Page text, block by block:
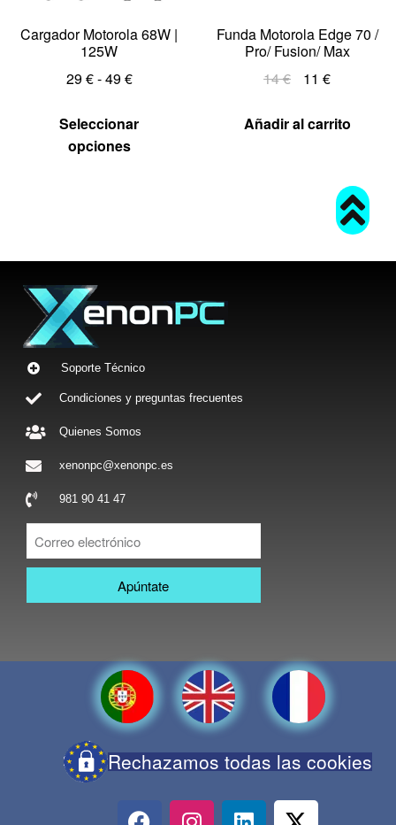
Cargador Motorola 68W |
125W
29€-49€
Seleccionar
opciones
Funda Motorola Edge 70 /
Pro/ Fusion/ Max
14€ 11 €
Añadir al carrito
Soporte Técnico
Condiciones y preguntas frecuentes
Quienes Somos
xenonpc@xenonpc.es
981 90 41 47
Apúntate
Rechazamos todas las cookies